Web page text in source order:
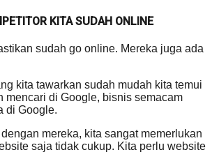
KITA SUDAH ONLINE
sudah go online. Mereka juga ada
kita tawarkan sudah mudah kita temui
mencari di Google, bisnis semacam
di Google.
mereka, kita sangat memerlukan
saja tidak cukup. Kita perlu website